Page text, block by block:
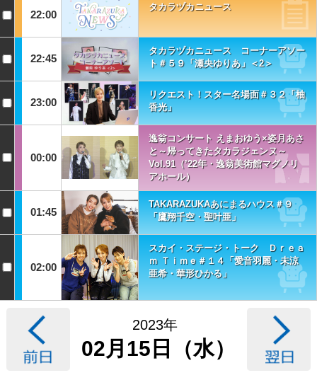
22:00
タカラヅカニュース
22:45
タカラヅカニュース コーナーアソー
ト＃５９「瀬央ゆりあ」＜2＞
23:00
リクエスト！スター名場面＃３２「柚
香光」
00:00
逸翁コンサート えまおゆう×姿月あさ
と～帰ってきたタカラジェンヌ～
Vol.91（’22年・逸翁美術館マグノリ
アホール）
01:45
TAKARAZUKAあにまるハウス＃９
「鷹翔千空・聖叶亜」
02:00
スカイ・ステージ・トーク Ｄｒｅａ
ｍ Ｔｉｍｅ＃１４「愛音羽麗・未涼
亜希・華形ひかる」
2023年
02月15日（水）